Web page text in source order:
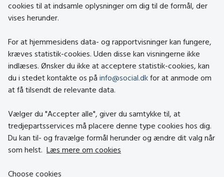
Kontakt
About social.dk
Tilgængelighedserklæring
Om brugen af cookies
Besøg også
cookies til at indsamle oplysninger om dig til de formål, der
vises herunder.
For at hjemmesidens data- og rapportvisninger kan fungere,
kræves statistik-cookies. Uden disse kan visningerne ikke
indlæses. Ønsker du ikke at acceptere statistik-cookies, kan
du i stedet kontakte os på info@social.dk for at anmode om
at få tilsendt de relevante data.
Vælger du "Accepter alle", giver du samtykke til, at
tredjepartsservices må placere denne type cookies hos dig.
Du kan til- og fravælge formål herunder og ændre dit valg når
som helst. Læs mere om cookies
Choose cookies